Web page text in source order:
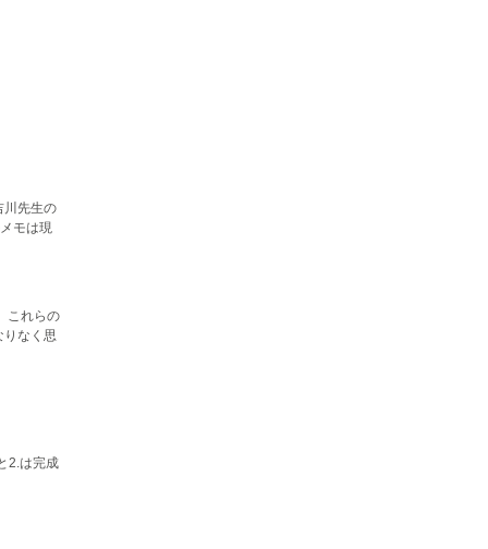
川先生の
モは現
これらの
りなく思
2.は完成